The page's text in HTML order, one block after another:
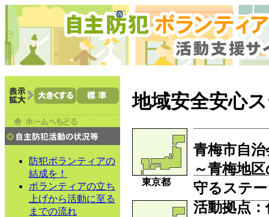
防犯ボランティアの
結成を！
ボランティアの立ち
上げから活動に至る
までの流れ
地域安全安心
東京都
青梅市自
～青梅地
守るステ
活動拠点